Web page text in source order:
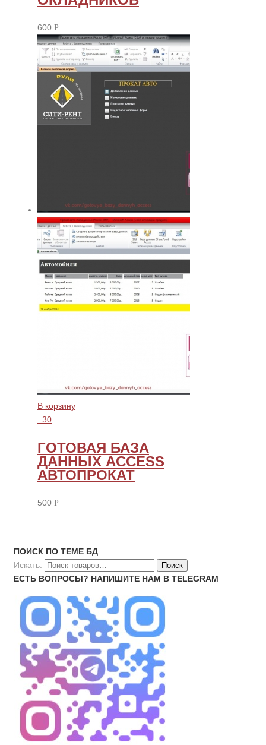
600 Р
УБ.
В корзину
30
ГОТОВАЯ БАЗА
ДАННЫХ ACCESS
АВТОПРОКАТ
500 Р
ПОИСК ПО ТЕМЕ БД
Искать:
ЕСТЬ ВОПРОСЫ? НАПИШИТЕ НАМ В TELEGRAM